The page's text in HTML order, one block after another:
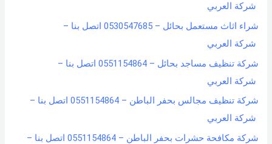
شركة العربي
شراء اثاث مستعمل بحائل – 0530547685 اتصل بنا –
شركة العربي
شركة تنظيف مساجد بحائل – 0551154864 اتصل بنا –
شركة العربي
شركة تنظيف مجالس بحفر الباطن – 0551154864 اتصل بنا –
شركة العربي
شركة مكافحة حشرات بحفر الباطن – 0551154864 اتصل بنا –